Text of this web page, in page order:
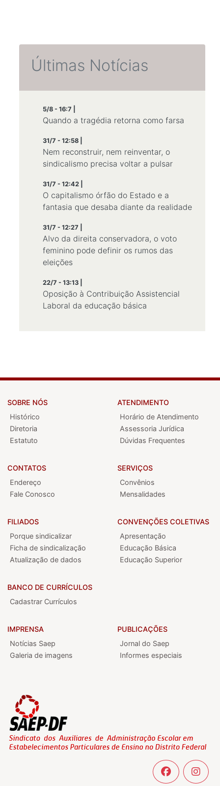
Últimas Notícias
5/8 - 16:7 |
Quando a tragédia retorna como farsa
31/7 - 12:58 |
Nem reconstruir, nem reinventar, o
sindicalismo precisa voltar a pulsar
31/7 - 12:42 |
O capitalismo órfão do Estado e a
fantasia que desaba diante da realidade
31/7 - 12:27 |
Alvo da direita conservadora, o voto
feminino pode definir os rumos das
eleições
22/7 - 13:13 |
Oposição à Contribuição Assistencial
Laboral da educação básica
SOBRE NÓS
Histórico
Diretoria
Estatuto
CONTATOS
Endereço
Fale Conosco
ATENDIMENTO
Horário de Atendimento
Assessoria Jurídica
Dúvidas Frequentes
SERVIÇOS
Convênios
Mensalidades
FILIADOS
Porque sindicalizar
Ficha de sindicalização
Atualização de dados
BANCO DE CURRÍCULOS
Cadastrar Currículos
CONVENÇÕES COLETIVAS
Apresentação
Educação Básica
Educação Superior
IMPRENSA
Notícias Saep
Galeria de imagens
PUBLICAÇÕES
Jornal do Saep
Informes especiais